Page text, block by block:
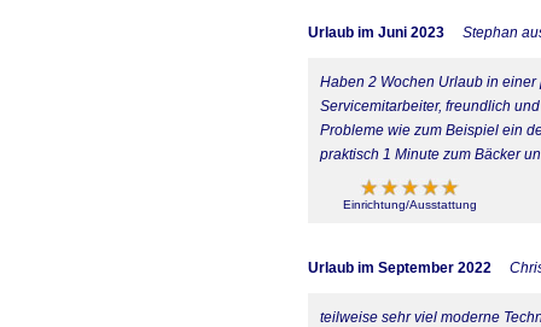
Urlaub im Juni 2023 Stephan
Haben 2 Wochen Urlaub in
Servicemitarbeiter, freundlich
Probleme wie zum Beispiel ein
praktisch 1 Minute zum Bäcker
Einrichtung/Ausstattung
Urlaub im September 2022
teilweise sehr viel moderne